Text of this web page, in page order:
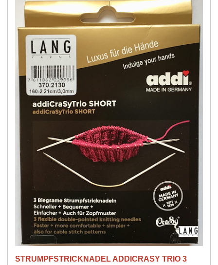
STRUMPFSTRICKNADEL ADDICRASY TRIO 3